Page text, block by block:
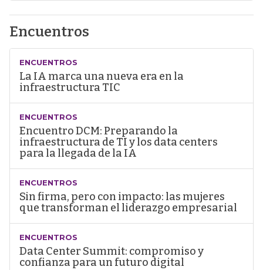
Encuentros
ENCUENTROS
La IA marca una nueva era en la
infraestructura TIC
ENCUENTROS
Encuentro DCM: Preparando la
infraestructura de TI y los data centers
para la llegada de la IA
ENCUENTROS
Sin firma, pero con impacto: las mujeres
que transforman el liderazgo empresarial
ENCUENTROS
Data Center Summit: compromiso y
confianza para un futuro digital